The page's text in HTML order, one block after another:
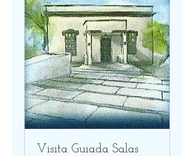
Visita Guiada Salas